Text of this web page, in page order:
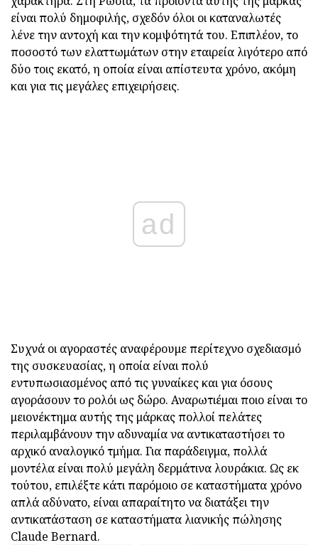
είναι πολύ δημοφιλής, σχεδόν όλοι οι καταναλωτές
λένε την αντοχή και την κομψότητά του. Επιπλέον, το
ποσοστό των ελαττωμάτων στην εταιρεία λιγότερο από
δύο τοις εκατό, η οποία είναι απίστευτα χρόνο, ακόμη
και για τις μεγάλες επιχειρήσεις.
ad
Συχνά οι αγοραστές αναφέρουμε περίτεχνο σχεδιασμό
της συσκευασίας, η οποία είναι πολύ
εντυπωσιασμένος από τις γυναίκες και για όσους
αγοράσουν το ρολόι ως δώρο. Αναρωτιέμαι ποιο είναι το
μειονέκτημα αυτής της μάρκας πολλοί πελάτες
περιλαμβάνουν την αδυναμία να αντικαταστήσει το
αρχικό αναλογικό τμήμα. Για παράδειγμα, πολλά
μοντέλα είναι πολύ μεγάλη δερμάτινα λουράκια. Ως εκ
τούτου, επιλέξτε κάτι παρόμοιο σε καταστήματα χρόνο
απλά αδύνατο, είναι απαραίτητο να διατάξει την
αντικατάσταση σε καταστήματα λιανικής πώλησης
Claude Bernard.